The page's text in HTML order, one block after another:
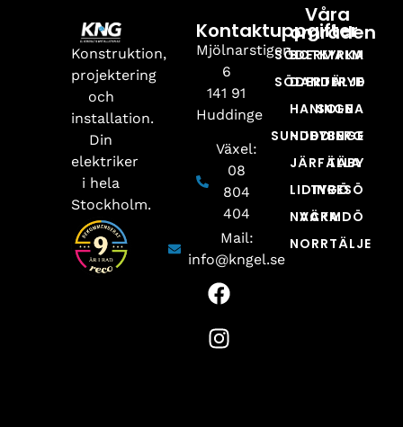
Konstruktion,
projektering
och
installation.
Din
elektriker
i hela
Stockholm.
Kontaktuppgifter
Mjölnarstigen
6
141 91
Huddinge
Växel:
08
804
404
Mail:
info@kngel.se
Våra
områden
BOTKYRKA
DANDERYD
HANINGE
HUDDINGE
JÄRFÄLLA
LIDINGÖ
NACKA
NORRTÄLJE
SÖDERMALM
SÖDERTÄLJE
SOLNA
SUNDBYBERG
TÄBY
TYRESÖ
VÄRMDÖ